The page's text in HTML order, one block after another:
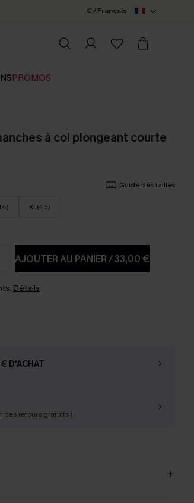
€ / Français
PROMOS
à col plongeant courte
Guide des tailles
XL(46)
AJOUTER AU PANIER/33,00 €
Détails
D'ACHAT
des retours gratuits !